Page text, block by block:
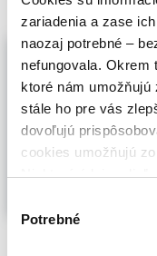
zariadenia a zase
naozaj potrebné –
nefungovala. Okrem
ktoré nám
stále ho pre vás
dovoľujú
cookies umožňujú
Niektoré údaje
cookies.
súhlasu
Potrebné